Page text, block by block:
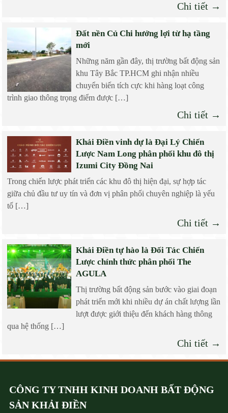
Chi tiết →
Đất nền Củ Chi hưởng lợi từ hạ tầng
mới
Những năm gần đây, thị trường bất động sản
khu Tây Bắc TP.HCM ghi nhận nhiều
chuyển biến tích cực khi hàng loạt công
trình giao thông trọng điểm được […]
Chi tiết →
Khải Điền vinh dự là Đại Lý Chiến
Lược Nam Long phân phối khu đô thị
Izumi City Đồng Nai
Trong chiến lược phát triển các khu đô thị hiện đại, sự hợp tác
giữa chủ đầu tư uy tín và đơn vị phân phối chuyên nghiệp là yếu
tố […]
Chi tiết →
Khải Điền tự hào là Đối Tác Chiến
Lược chính thức phân phối The
AGULA
Thị trường bất động sản bước vào giai đoạn
phát triển mới khi nhiều dự án chất lượng lần
lượt được giới thiệu đến khách hàng thông
qua hệ thống […]
Chi tiết →
CÔNG TY TNHH KINH DOANH BẤT ĐỘNG
SẢN KHẢI ĐIỀN